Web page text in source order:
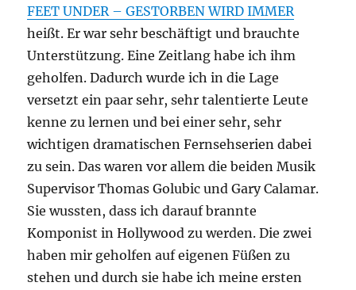
FEET UNDER – GESTORBEN WIRD IMMER
heißt. Er war sehr beschäftigt und brauchte
Unterstützung. Eine Zeitlang habe ich ihm
geholfen. Dadurch wurde ich in die Lage
versetzt ein paar sehr, sehr talentierte Leute
kenne zu lernen und bei einer sehr, sehr
wichtigen dramatischen Fernsehserien dabei
zu sein. Das waren vor allem die beiden Musik
Supervisor Thomas Golubic und Gary Calamar.
Sie wussten, dass ich darauf brannte
Komponist in Hollywood zu werden. Die zwei
haben mir geholfen auf eigenen Füßen zu
stehen und durch sie habe ich meine ersten